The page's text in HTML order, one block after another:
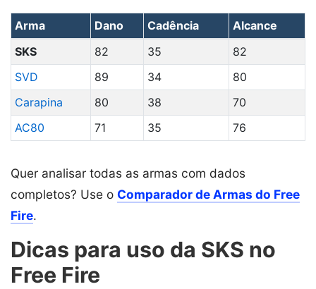
Arma Dano Cadência
Alcance
SKS
82 35
82
SVD
89 34
80
Carapina
80 38
70
AC80
71 35 76
Quer analisar todas as armas com dados
completos? Use o Comparador de Armas do Free
Fire.
Dicas para uso da SKS no
Free Fire